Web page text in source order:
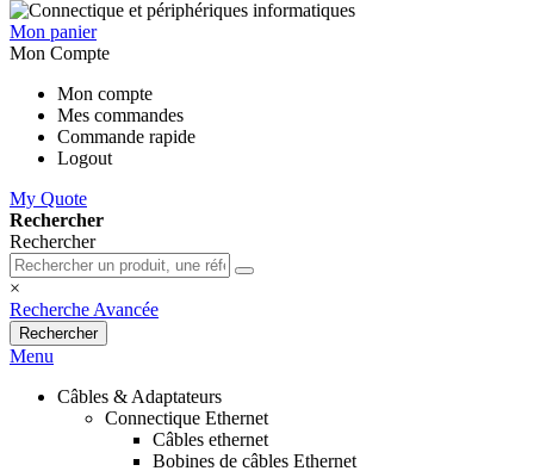
Mon panier
Mon Compte
Mon compte
Mes commandes
Commande rapide
Logout
My Quote
Rechercher
Rechercher
×
Recherche Avancée
Rechercher
Menu
Câbles & Adaptateurs
Connectique Ethernet
Câbles ethernet
Bobines de câbles Ethernet